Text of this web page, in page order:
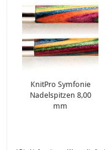
KnitPro Symfonie
Nadelspitzen 8,00
mm